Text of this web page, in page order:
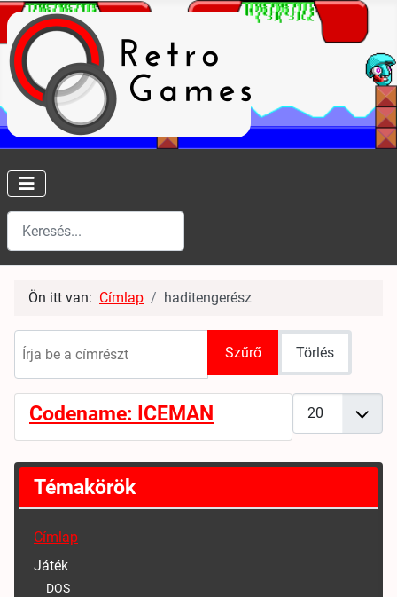
Keresés
Ön itt van: Címlap haditengerész
Szűrő Törlés
Codename: ICEMAN
Témakörök
Címlap
Játék
DOS